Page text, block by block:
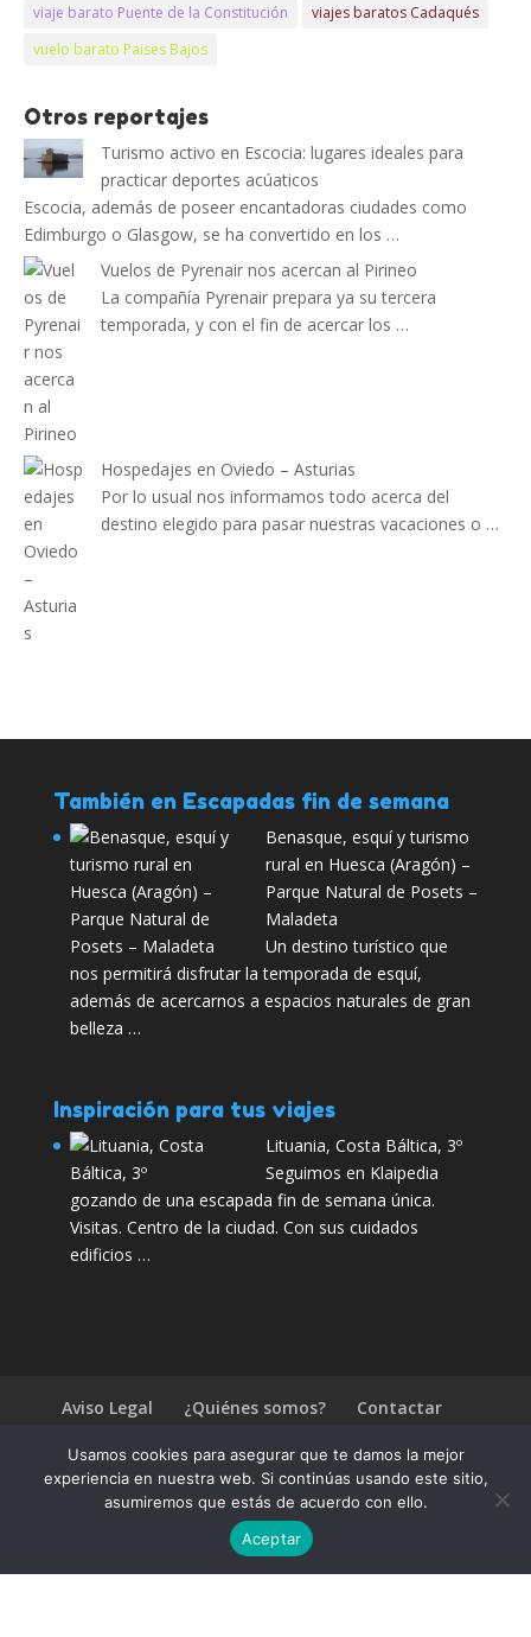
viaje barato Puente de la Constitución
viajes baratos Cadaqués
vuelo barato Paises Bajos
Otros reportajes
Turismo activo en Escocia: lugares ideales para
practicar deportes acúaticos
Escocia, además de poseer encantadoras ciudades como
Edimburgo o Glasgow, se ha convertido en los …
Vuelos de Pyrenair nos acercan al Pirineo
La compañía Pyrenair prepara ya su tercera
temporada, y con el fin de acercar los …
Hospedajes en Oviedo – Asturias
Por lo usual nos informamos todo acerca del
destino elegido para pasar nuestras vacaciones o …
También en Escapadas fin de semana
Benasque, esquí y turismo
rural en Huesca (Aragón) –
Parque Natural de Posets –
Maladeta
Un destino turístico que
nos permitirá disfrutar la temporada de esquí,
además de acercarnos a espacios naturales de gran
belleza …
Inspiración para tus viajes
Lituania, Costa Báltica, 3º
Seguimos en Klaipedia
gozando de una escapada fin de semana única.
Visitas. Centro de la ciudad. Con sus cuidados
edificios …
Aviso Legal ¿Quiénes somos?
Contactar
Preguntas frecuentes
2026 Escapadas fin de semana. Ofertas en viajes baratos
Usamos cookies para asegurar que te damos la mejor
experiencia en nuestra web. Si continúas usando este sitio,
asumiremos que estás de acuerdo con ello.
Aceptar